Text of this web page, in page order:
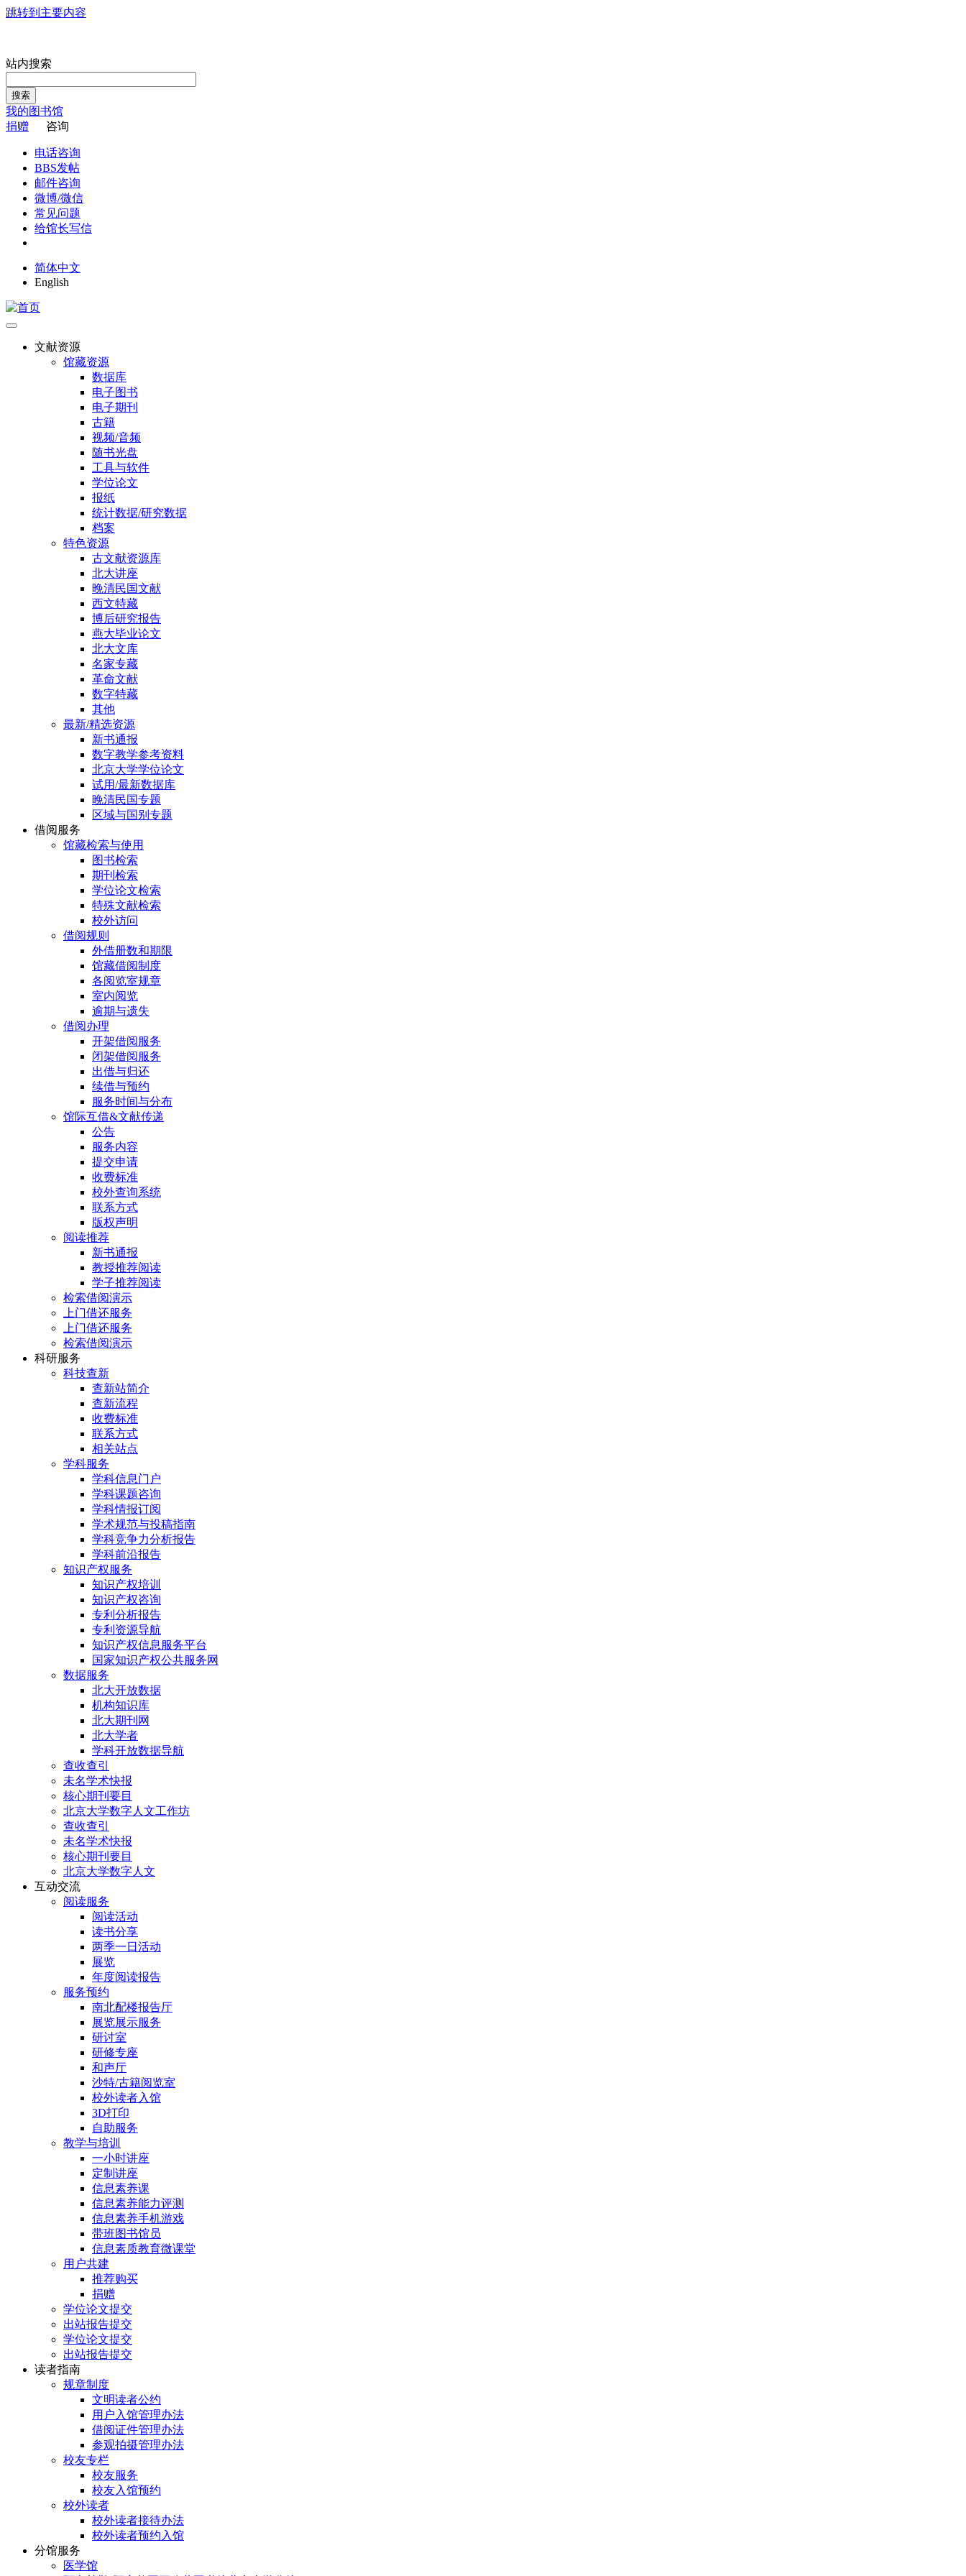
跳转到主要内容
站内搜索
搜索
我的图书馆
捐赠
咨询
电话咨询
BBS发帖
邮件咨询
微博/微信
常见问题
给馆长写信
简体中文
English
文献资源
馆藏资源
数据库
电子图书
电子期刊
古籍
视频/音频
随书光盘
工具与软件
学位论文
报纸
统计数据/研究数据
档案
特色资源
古文献资源库
北大讲座
晚清民国文献
西文特藏
博后研究报告
燕大毕业论文
北大文库
名家专藏
革命文献
数字特藏
其他
最新/精选资源
新书通报
数字教学参考资料
北京大学学位论文
试用/最新数据库
晚清民国专题
区域与国别专题
借阅服务
馆藏检索与使用
图书检索
期刊检索
学位论文检索
特殊文献检索
校外访问
借阅规则
外借册数和期限
馆藏借阅制度
各阅览室规章
室内阅览
逾期与遗失
借阅办理
开架借阅服务
闭架借阅服务
出借与归还
续借与预约
服务时间与分布
馆际互借&文献传递
公告
服务内容
提交申请
收费标准
校外查询系统
联系方式
版权声明
阅读推荐
新书通报
教授推荐阅读
学子推荐阅读
检索借阅演示
上门借还服务
上门借还服务
检索借阅演示
科研服务
科技查新
查新站简介
查新流程
收费标准
联系方式
相关站点
学科服务
学科信息门户
学科课题咨询
学科情报订阅
学术规范与投稿指南
学科竞争力分析报告
学科前沿报告
知识产权服务
知识产权培训
知识产权咨询
专利分析报告
专利资源导航
知识产权信息服务平台
国家知识产权公共服务网
数据服务
北大开放数据
机构知识库
北大期刊网
北大学者
学科开放数据导航
查收查引
未名学术快报
核心期刊要目
北京大学数字人文工作坊
查收查引
未名学术快报
核心期刊要目
北京大学数字人文
互动交流
阅读服务
阅读活动
读书分享
两季一日活动
展览
年度阅读报告
服务预约
南北配楼报告厅
展览展示服务
研讨室
研修专座
和声厅
沙特/古籍阅览室
校外读者入馆
3D打印
自助服务
教学与培训
一小时讲座
定制讲座
信息素养课
信息素养能力评测
信息素养手机游戏
带班图书馆员
信息素质教育微课堂
用户共建
推荐购买
捐赠
学位论文提交
出站报告提交
学位论文提交
出站报告提交
读者指南
规章制度
文明读者公约
用户入馆管理办法
借阅证件管理办法
参观拍摄管理办法
校友专栏
校友服务
校友入馆预约
校外读者
校外读者接待办法
校外读者预约入馆
分馆服务
医学馆